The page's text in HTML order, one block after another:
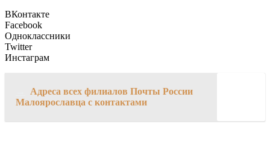
ВКонтакте
Facebook
Одноклассники
Twitter
Инстаграм
Адреса всех филиалов Почты России
Малоярославца с контактами